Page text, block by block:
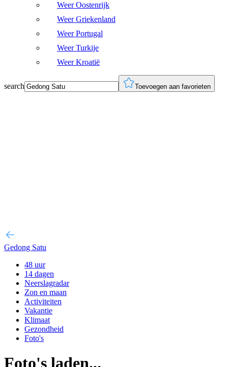
Weer Oostenrijk
Weer Griekenland
Weer Portugal
Weer Turkije
Weer Kroatië
search Toevoegen aan favorieten
Gedong Satu
48 uur
14 dagen
Neerslagradar
Zon en maan
Activiteiten
Vakantie
Klimaat
Gezondheid
Foto's
Foto's laden...